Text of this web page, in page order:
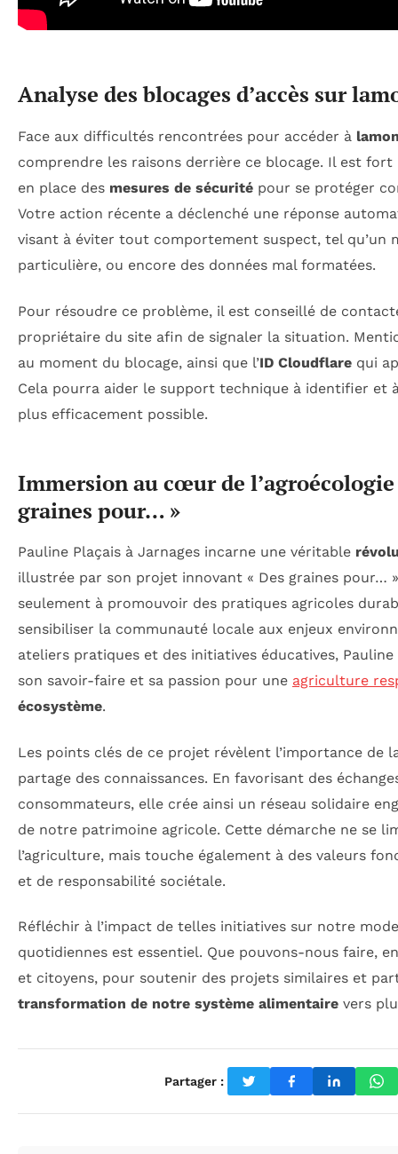
Analyse des blocages d’accès sur
Face aux difficultés rencontrées pour accéder à
comprendre les raisons derrière ce blocage. Il est
en place des mesures de sécurité pour se protéger
Votre action récente a déclenché une réponse
visant à éviter tout comportement suspect, tel qu’un
particulière, ou encore des données mal formatées.
Pour résoudre ce problème, il est conseillé de
propriétaire du site afin de signaler la situation.
au moment du blocage, ainsi que l’ID Cloudflare qui
Cela pourra aider le support technique à identifier et
plus efficacement possible.
Immersion au cœur de
graines pour… »
Pauline Plaçais à Jarnages incarne une véritable
illustrée par son projet innovant « Des graines pour…
seulement à promouvoir des pratiques agricoles
sensibiliser la communauté locale aux enjeux
ateliers pratiques et des initiatives éducatives,
son savoir-faire et sa passion pour une agriculture
écosystème.
Les points clés de ce projet révèlent l’importance de
partage des connaissances. En favorisant des
consommateurs, elle crée ainsi un réseau solidaire
de notre patrimoine agricole. Cette démarche ne se
l’agriculture, mais touche également à des valeurs
et de responsabilité sociétale.
Réfléchir à l’impact de telles initiatives sur notre
quotidiennes est essentiel. Que pouvons-nous faire,
et citoyens, pour soutenir des projets similaires et
transformation de notre système alimentaire vers
Partager :